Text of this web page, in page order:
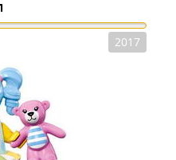
2017